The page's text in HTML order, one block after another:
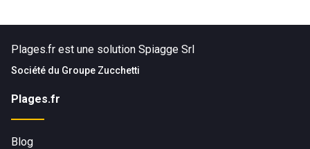
Plages.fr est une solution Spiagge Srl
Société du Groupe Zucchetti
Plages.fr
Blog